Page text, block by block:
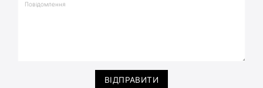
ВІДПРАВИТИ